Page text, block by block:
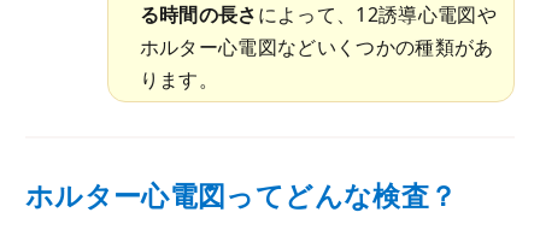
る時間の長さによって、12誘導心電図や
ホルター心電図などいくつかの種類があ
ります。
ホルター心電図ってどんな検査？